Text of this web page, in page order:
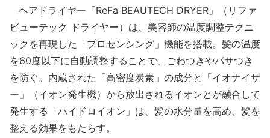
ヘアドライヤー「ReFa BEAUTECH DRYER」（リファ
ビューテック ドライヤー）は、美容師の温度調整テクニ
ックを再現した「プロセンシング」機能を搭載。髪の温度
を60度以下に自動調整することで、ごわつきやパサつき
を防ぐ。内蔵された「高密度炭素」の成分と「イオナイザ
ー」（イオン発生機）から放出されるイオンとが融合して
発生する「ハイドロイオン」は、髪の水分量を高め、髪を
整える効果をもたらす。